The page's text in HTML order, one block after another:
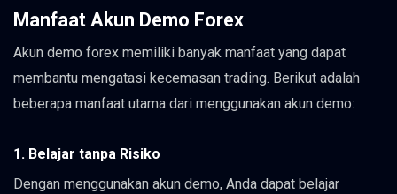
Manfaat Akun Demo Forex
Akun demo forex memiliki banyak manfaat yang dapat
membantu mengatasi kecemasan trading. Berikut adalah
beberapa manfaat utama dari menggunakan akun demo:
1. Belajar tanpa Risiko
Dengan menggunakan akun demo, Anda dapat belajar